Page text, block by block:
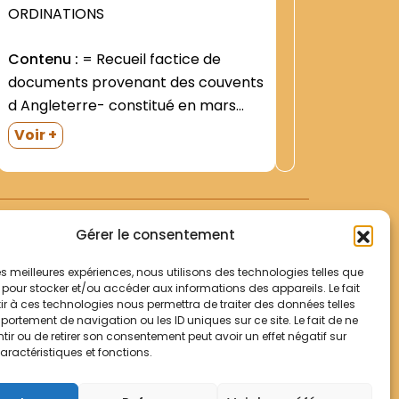
Gérer le consentement
meilleures expériences, nous utilisons des technologies telles que
stocker et/ou accéder aux informations des appareils. Le fait
à ces technologies nous permettra de traiter des données telles
de navigation ou les ID uniques sur ce site. Le fait de ne
ou de retirer son consentement peut avoir un effet négatif sur
et fonctions.
ORDINATIONS
Contenu :
documents provenant des couvents
d Angleterre- constitué en mars
1908 sur l ordre du P. Colomban
DREYER- Ministre Provincial de Saint-
Pierre / Paris.Au total- 8 cahiers
reliés groupés- formant un gros
Voir +
sous-
Votre panier
Mentions légales
Politique de cookies